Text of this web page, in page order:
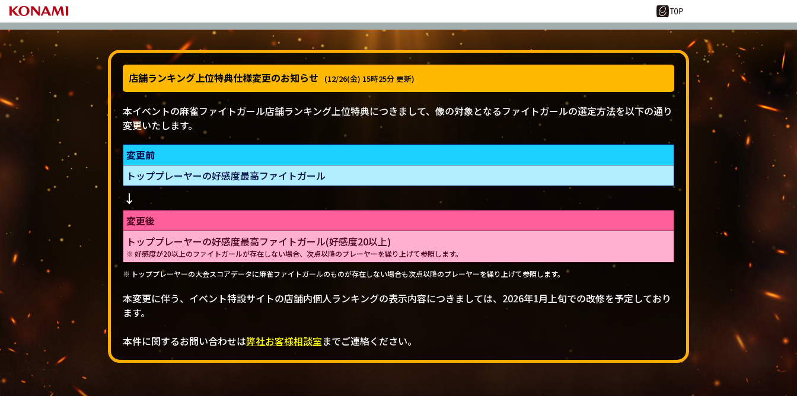
店舗ランキング上位特典仕様変更のお知らせ (12/26(金) 15時25分 更新)
本イベントの麻雀ファイトガール店舗ランキング上位特典につきまして、像の対象となるファイトガールの選定方法を以下の通り
変更いたします。
変更前
トッププレーヤーの好感度最高ファイトガール
変更後
トッププレーヤーの好感度最高ファイトガール(好感度20以上)
好感度が20以上のファイトガールが存在しない場合、次点以降のプレーヤーを繰り上げて参照します。
トッププレーヤーの大会スコアデータに麻雀ファイトガールのものが存在しない場合も次点以降のプレーヤーを繰り上げて参照します。
本変更に伴う、イベント特設サイトの店舗内個人ランキングの表示内容につきましては、2026年1月上旬での改修を予定しており
ます。
本件に関するお問い合わせは弊社お客様相談室までご連絡ください。